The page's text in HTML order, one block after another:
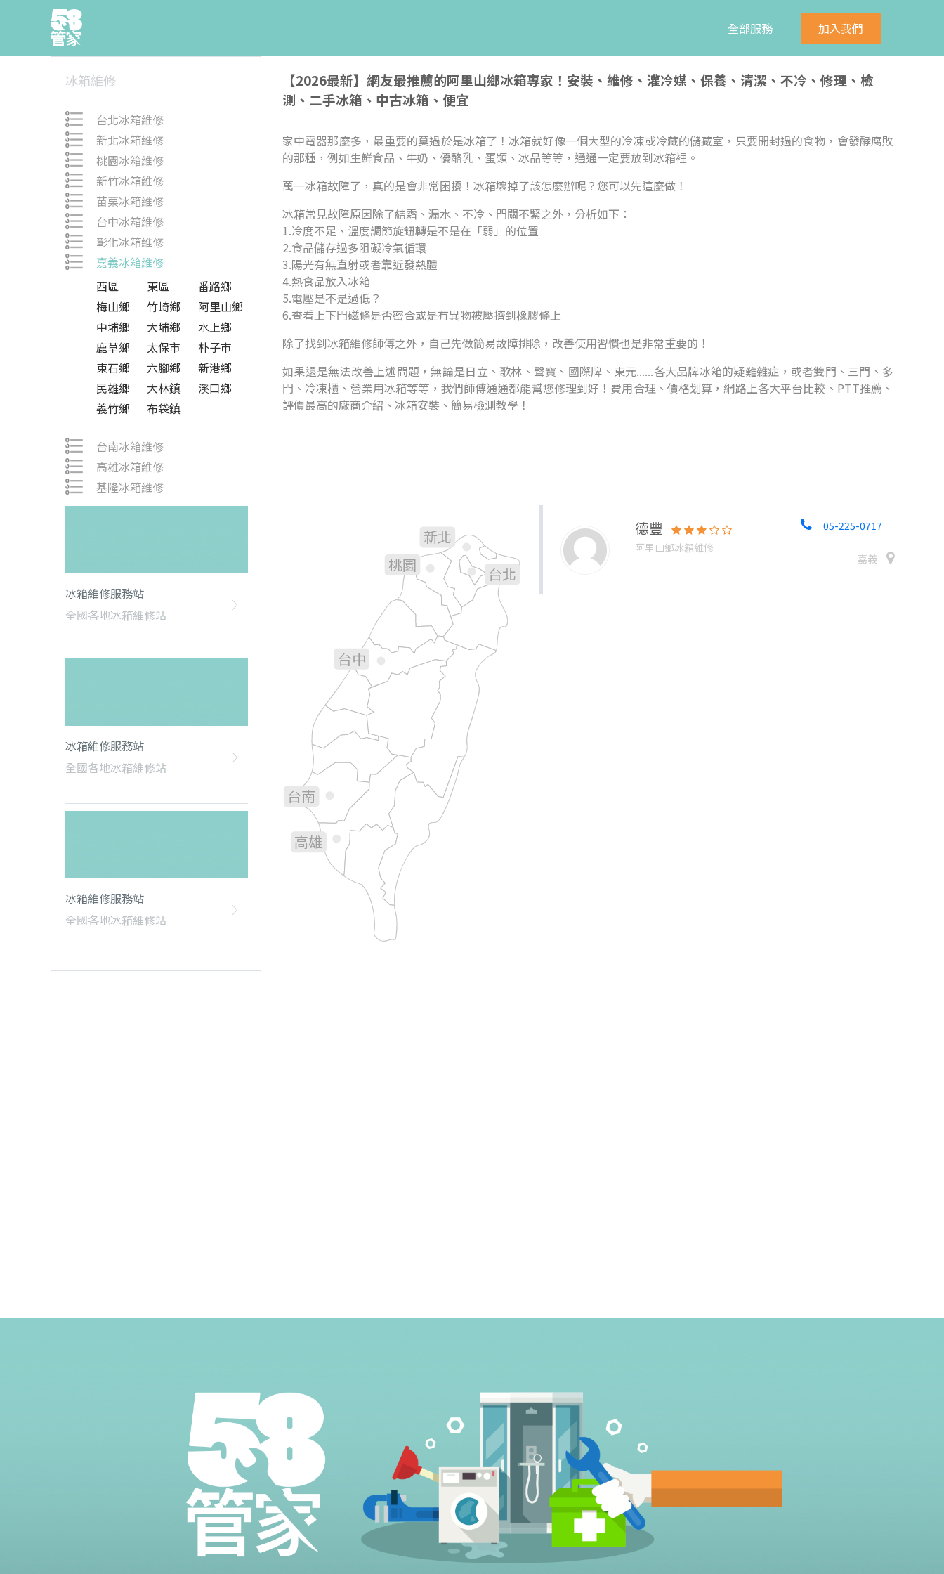
全部服務 加入我們
冰箱維修
台北冰箱維修
新北冰箱維修
桃園冰箱維修
新竹冰箱維修
苗栗冰箱維修
台中冰箱維修
彰化冰箱維修
嘉義冰箱維修
西區
東區
番路鄉
梅山鄉
竹崎鄉
阿里山鄉
中埔鄉
大埔鄉
水上鄉
鹿草鄉
太保市
朴子市
東石鄉
六腳鄉
新港鄉
民雄鄉
大林鎮
溪口鄉
義竹鄉
布袋鎮
台南冰箱維修
高雄冰箱維修
基隆冰箱維修
冰箱維修服務站
全國各地冰箱維修站
冰箱維修服務站
全國各地冰箱維修站
冰箱維修服務站
全國各地冰箱維修站
【2026最新】網友最推薦的阿里山鄉冰箱專家！安裝、維修、灌冷媒、保養、清潔、不冷、修理、檢
測、二手冰箱、中古冰箱、便宜
家中電器那麼多，最重要的莫過於是冰箱了！冰箱就好像一個大型的冷凍或冷藏的儲藏室，只要開封過的食物，會發酵腐敗
的那種，例如生鮮食品、牛奶、優酪乳、蛋類、冰品等等，通通一定要放到冰箱裡。
萬一冰箱故障了，真的是會非常困擾！冰箱壞掉了該怎麼辦呢？您可以先這麼做！
冰箱常見故障原因除了結霜、漏水、不冷、門關不緊之外，分析如下：
1.冷度不足、溫度調節旋鈕轉是不是在「弱」的位置
2.食品儲存過多阻礙冷氣循環
3.陽光有無直射或者靠近發熱體
4.熱食品放入冰箱
5.電壓是不是過低？
6.查看上下門磁條是否密合或是有異物被壓擠到橡膠條上
除了找到冰箱維修師傅之外，自己先做簡易故障排除，改善使用習慣也是非常重要的！
如果還是無法改善上述問題，無論是日立、歌林、聲寶、國際牌、東元......各大品牌冰箱的疑難雜症，或者雙門、三門、多
門、冷凍櫃、營業用冰箱等等，我們師傅通通都能幫您修理到好！費用合理、價格划算，網路上各大平台比較、PTT推薦、
評價最高的廠商介紹、冰箱安裝、簡易檢測教學！
台北
新北
桃園
台中
台南
高雄
苗栗
彰化
雲林
嘉義
屏東
花蓮
宜蘭
台東
德豐
阿里山鄉冰箱維修
05-225-0717
嘉義